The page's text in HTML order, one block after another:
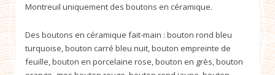
Montreuil uniquement des boutons en céramique.
Des boutons en céramique fait-main : bouton rond bleu
turquoise, bouton carré bleu nuit, bouton empreinte de
feuille, bouton en porcelaine rose, bouton en grès, bouton